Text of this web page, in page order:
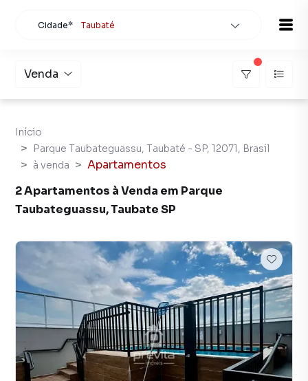
Cidade* Taubaté
Venda
Início
Parque Taubateguassu, Taubaté - SP, 12071, Brasil
à venda
Apartamentos
2 Apartamentos à Venda em Parque
Taubateguassu, Taubate SP